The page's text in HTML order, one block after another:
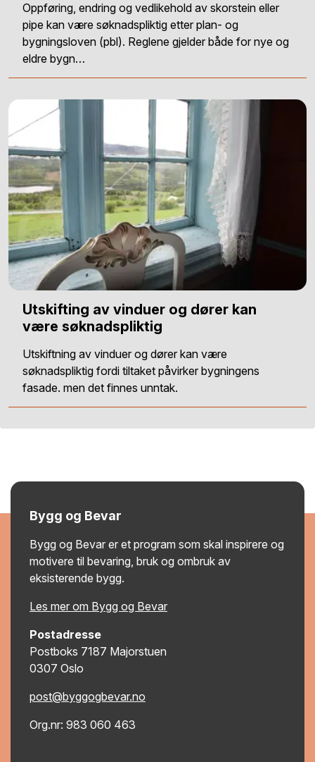
Oppføring, endring og vedlikehold av skorstein eller
pipe kan være søknadspliktig etter plan- og
bygningsloven (pbl). Reglene gjelder både for nye og
eldre bygn…
Utskifting av vinduer og dører kan
være søknadspliktig
Utskiftning av vinduer og dører kan være
søknadspliktig fordi tiltaket påvirker bygningens
fasade. men det finnes unntak.
Bygg og Bevar
Bygg og Bevar er et program som skal inspirere og
motivere til bevaring, bruk og ombruk av
eksisterende bygg.
Les mer om Bygg og Bevar
Postadresse
Postboks 7187 Majorstuen
0307 Oslo
post@byggogbevar.no
Org.nr: 983 060 463